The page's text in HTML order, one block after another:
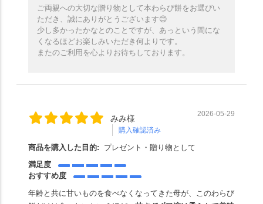
ご両親への大切な贈り物として本わらび餅をお選びい
ただき、誠にありがとうございます😊
少し多かったかなとのことですが、あっという間にな
くなるほどお楽しみいただき何よりです。
またのご利用を心よりお待ちしております。
みみ様
購入確認済み
2026-05-29
商品を購入した目的:
プレゼント・贈り物として
満足度
おすすめ度
年齢と共に甘いものを食べなくなってきた母が、このわらび